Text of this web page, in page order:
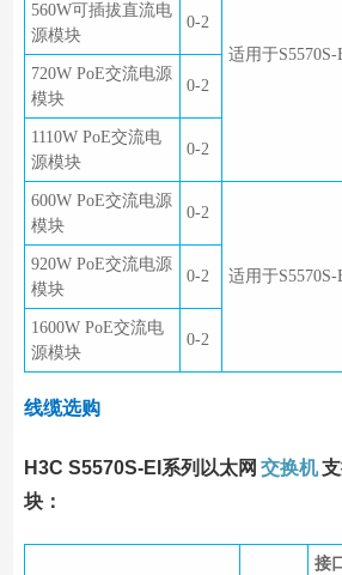
适用于
560W可插拔直流电
源模块
0-2
720W PoE交流电源
模块
0-2
1110W PoE交流电
源模块
0-2
600W PoE交流电源
模块
0-2
适用于S5570S-
920W PoE交流电源
模块
0-2
1600W PoE交流电
源模块
0-2
线缆选购
H3C S5570S-EI系列以太网 交换机
块：
接